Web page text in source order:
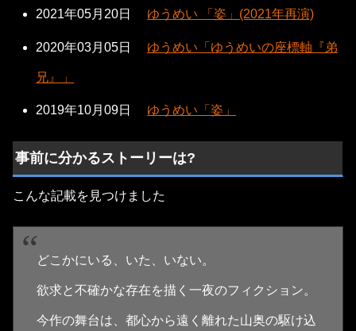
2021年05月20日 ゆうめい 「姿」(2021年再演)
2020年03月05日 ゆうめい「ゆうめいの座標軸『弟
兄』」
2019年10月09日 ゆうめい「姿」
事前に分かるストーリーは?
こんな記載を見つけました
どこかにいる、いた、いない。
欲求と不確かな存在を描く一夜のフィクション。
今作の舞台は、都心から遠く離れた山奥の駆け込